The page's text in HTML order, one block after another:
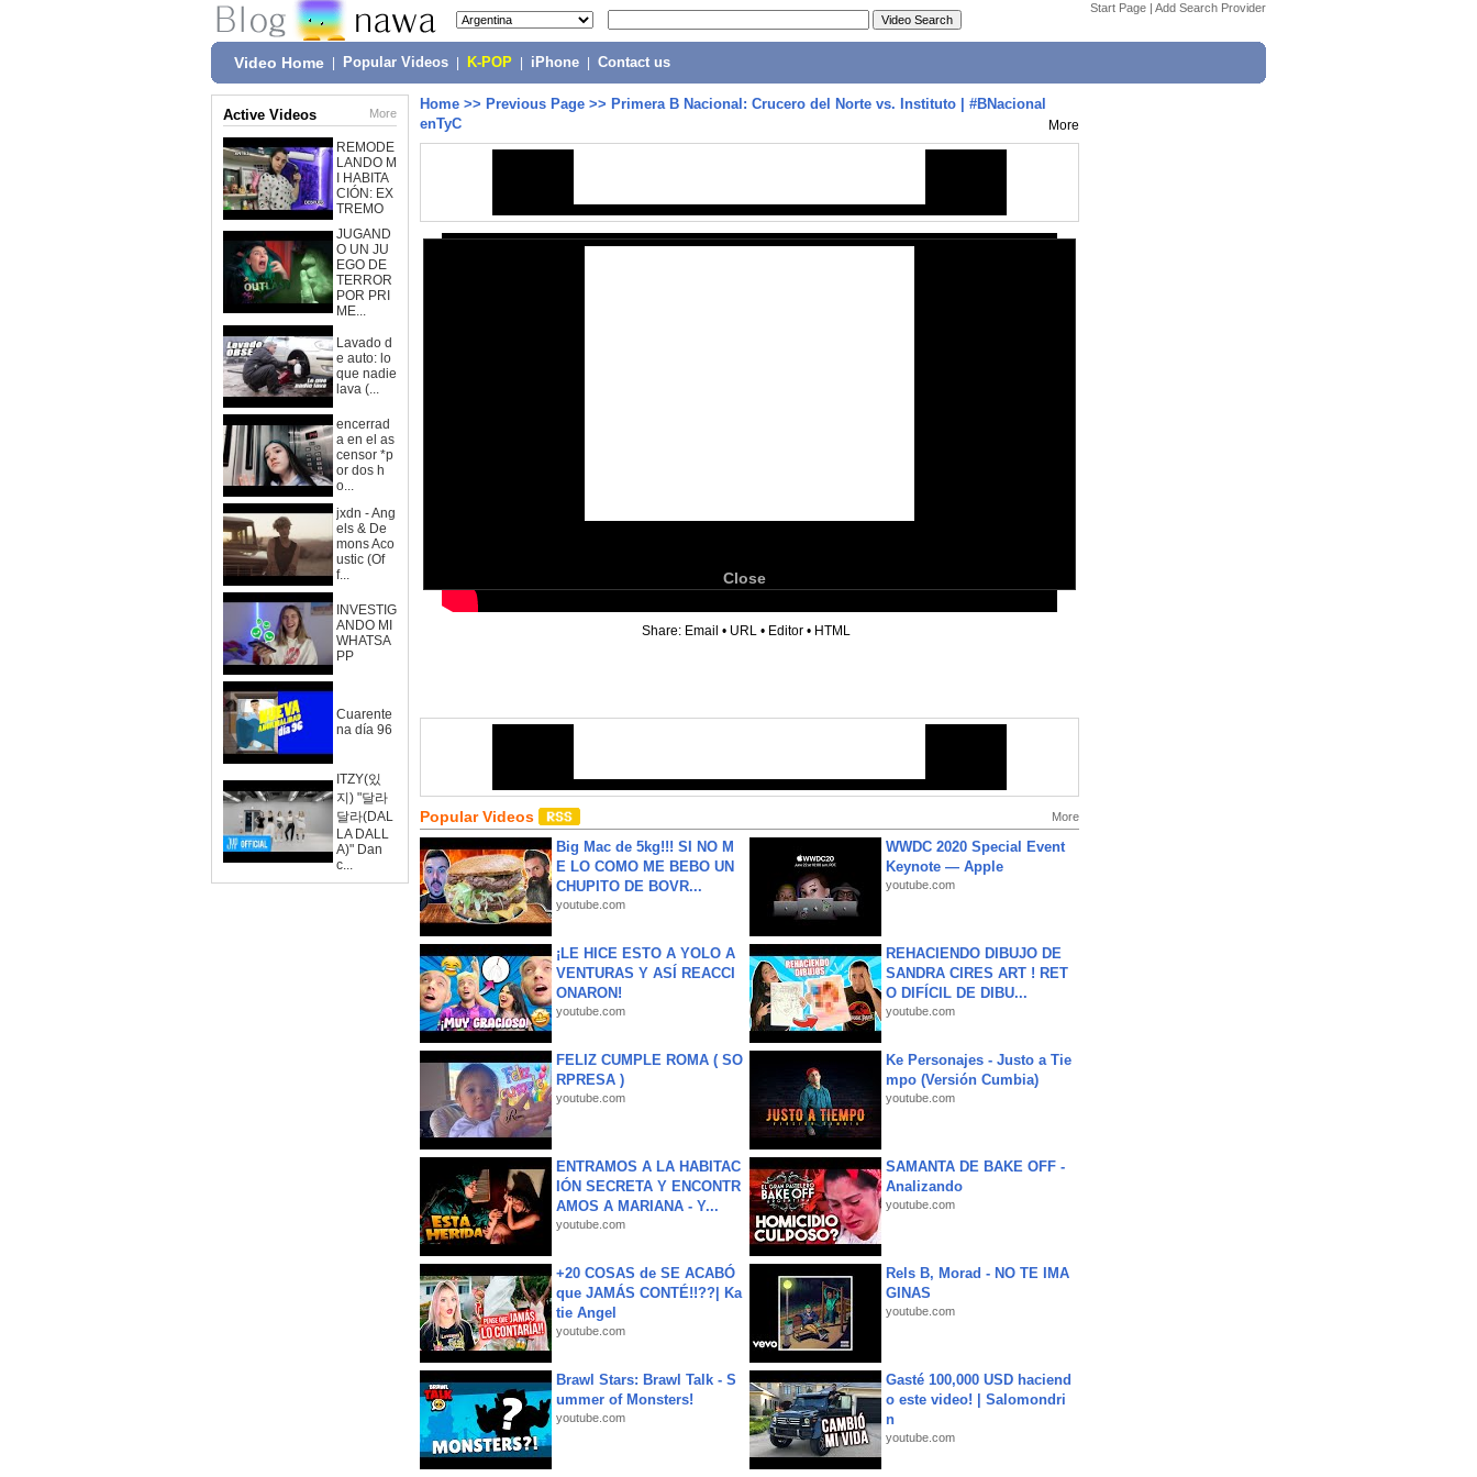
Start Page | Add Search Provider
Video Home Popular Videos K-POP iPhone Contact us
Active Videos More
REMODE
LANDO M
I HABITA
CIÓN: EX
TREMO
JUGAND
O UN JU
EGO DE
TERROR
POR PRI
ME...
Lavado d
e auto: lo
que nadie
lava (...
encerrad
a en el as
censor *p
or dos h
o...
jxdn - Ang
els & De
mons Aco
ustic (Of
f...
INVESTIG
ANDO MI
WHATSA
PP
Cuarente
na día 96
ITZY(있
지) "달라
달라(DAL
LA DALL
A)" Dan
c...
Home >> Previous Page >> Primera B Nacional: Crucero del Norte vs. Instituto | #BNacional
enTyC
More
Close
Share: Email • URL • Editor • HTML
Popular Videos More
Big Mac de 5kg!!! SI NO M
E LO COMO ME BEBO UN
CHUPITO DE BOVR...
youtube.com
WWDC 2020 Special Event
Keynote — Apple
youtube.com
¡LE HICE ESTO A YOLO A
VENTURAS Y ASÍ REACCI
ONARON!
youtube.com
REHACIENDO DIBUJO DE
SANDRA CIRES ART ! RET
O DIFÍCIL DE DIBU...
youtube.com
FELIZ CUMPLE ROMA ( SO
RPRESA )
youtube.com
Ke Personajes - Justo a Tie
mpo (Versión Cumbia)
youtube.com
ENTRAMOS A LA HABITAC
IÓN SECRETA Y ENCONTR
AMOS A MARIANA - Y...
youtube.com
SAMANTA DE BAKE OFF -
Analizando
youtube.com
+20 COSAS de SE ACABÓ
que JAMÁS CONTÉ!!??| Ka
tie Angel
youtube.com
Rels B, Morad - NO TE IMA
GINAS
youtube.com
Brawl Stars: Brawl Talk - S
ummer of Monsters!
youtube.com
Gasté 100,000 USD haciend
o este video! | Salomondri
n
youtube.com